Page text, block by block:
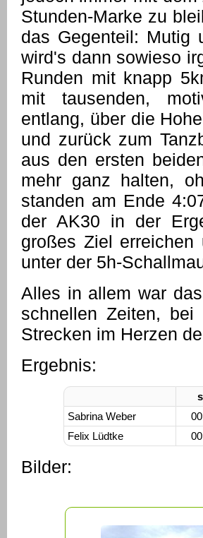
Stunden-Marke zu
das Gegenteil: Mutig
wird's dann sowieso
Runden mit knapp
mit tausenden,
entlang, über die
und zurück zum
aus den ersten
mehr ganz halten,
standen am Ende
der AK30 in der
großes Ziel
unter der 5h-
Alles in allem war
schnellen Zeiten,
Strecken im Herzen
Ergebnis:
Sabrina Weber
Felix Lüdtke
Bilder: